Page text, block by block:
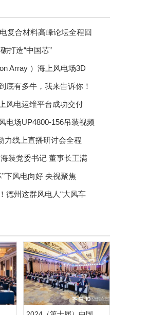
复合材料高峰论坛全程回
打造“中国芯”
Array ）海上风电场3D
底有多牛，我来告诉你！
风电运维平台成功交付
电场UP4800-156吊装视频
力线上直播研讨会全程
装党委书记 董事长王满
下风电向好 央视聚焦
德州这群风电人“大风车